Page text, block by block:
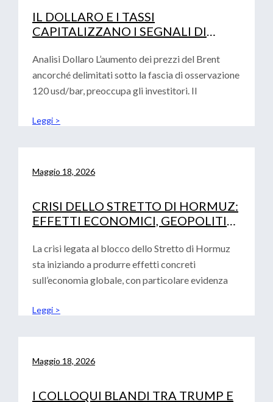
IL DOLLARO E I TASSI
CAPITALIZZANO I SEGNALI DI
Analisi Dollaro L’aumento dei prezzi del Brent
ancorché delimitati sotto la fascia di osservazione
120 usd/bar, preoccupa gli investitori. Il
Leggi >
Maggio 18, 2026
CRISI DELLO STRETTO DI HORMUZ:
EFFETTI ECONOMICI, GEOPOLITICI
STATI UNITI E CINA
La crisi legata al blocco dello Stretto di Hormuz
sta iniziando a produrre effetti concreti
sull’economia globale, con particolare evidenza
Leggi >
Maggio 18, 2026
I COLLOQUI BLANDI TRA TRUMP E